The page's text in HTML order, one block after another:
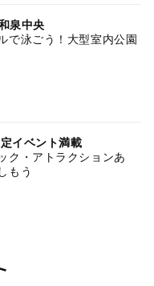
泉中央
で泳ごう！大型室内公園
イベント満載
ク・アトラクションあ
もう